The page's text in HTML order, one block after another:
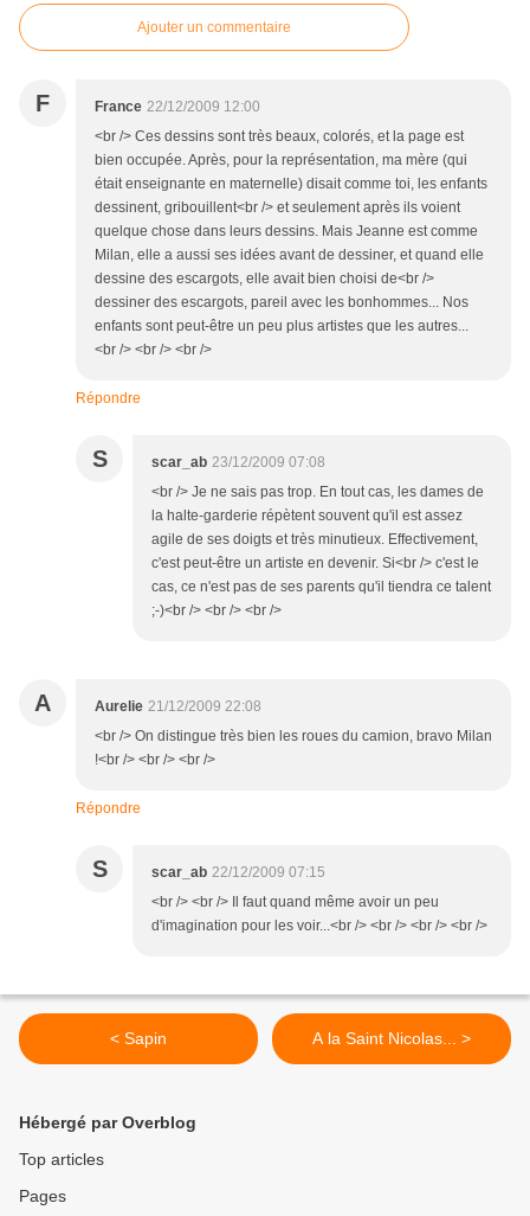
Ajouter un commentaire
F France 22/12/2009 12:00
<br /> Ces dessins sont très beaux, colorés, et la page est
bien occupée. Après, pour la représentation, ma mère (qui
était enseignante en maternelle) disait comme toi, les enfants
dessinent, gribouillent<br /> et seulement après ils voient
quelque chose dans leurs dessins. Mais Jeanne est comme
Milan, elle a aussi ses idées avant de dessiner, et quand elle
dessine des escargots, elle avait bien choisi de<br />
dessiner des escargots, pareil avec les bonhommes... Nos
enfants sont peut-être un peu plus artistes que les autres...
<br /> <br /> <br />
Répondre
S scar_ab 23/12/2009 07:08
<br /> Je ne sais pas trop. En tout cas, les dames de
la halte-garderie répètent souvent qu'il est assez
agile de ses doigts et très minutieux. Effectivement,
c'est peut-être un artiste en devenir. Si<br /> c'est le
cas, ce n'est pas de ses parents qu'il tiendra ce talent
;-)<br /> <br /> <br />
A Aurelie 21/12/2009 22:08
<br /> On distingue très bien les roues du camion, bravo Milan
!<br /> <br /> <br />
Répondre
S scar_ab 22/12/2009 07:15
<br /> <br /> Il faut quand même avoir un peu
d'imagination pour les voir...<br /> <br /> <br /> <br />
< Sapin A la Saint Nicolas... >
Hébergé par Overblog
Top articles
Pages